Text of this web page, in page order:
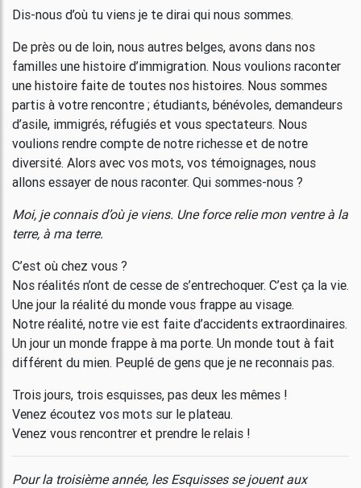
Dis-nous d’où tu viens je te dirai qui nous sommes.
De près ou de loin, nous autres belges, avons dans nos
familles une histoire d’immigration. Nous voulions raconter
une histoire faite de toutes nos histoires. Nous sommes
partis à votre rencontre ; étudiants, bénévoles, demandeurs
d’asile, immigrés, réfugiés et vous spectateurs. Nous
voulions rendre compte de notre richesse et de notre
diversité. Alors avec vos mots, vos témoignages, nous
allons essayer de nous raconter. Qui sommes-nous ?
Moi, je connais d’où je viens. Une force relie mon ventre à la
terre, à ma terre.
C’est où chez vous ?
Nos réalités n’ont de cesse de s’entrechoquer. C’est ça la vie.
Une jour la réalité du monde vous frappe au visage.
Notre réalité, notre vie est faite d’accidents extraordinaires.
Un jour un monde frappe à ma porte. Un monde tout à fait
différent du mien. Peuplé de gens que je ne reconnais pas.
Trois jours, trois esquisses, pas deux les mêmes !
Venez écoutez vos mots sur le plateau.
Venez vous rencontrer et prendre le relais !
Pour la troisième année, les Esquisses se jouent aux